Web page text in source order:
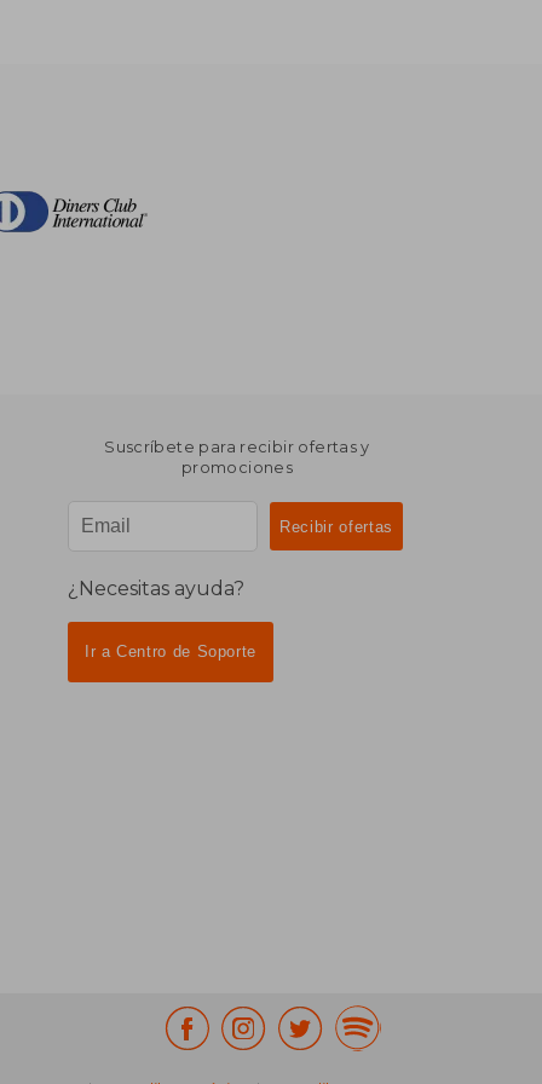
Suscríbete para recibir ofertas y
promociones
¿Necesitas ayuda?
Ir a Centro de Soporte